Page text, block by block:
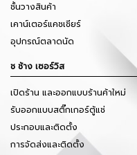
ชั้นวางสินค้า
เคาน์เตอร์แคชเชียร์
อุปกรณ์ตลาดนัด
ช ช้าง เซอร์วิส
เปิดร้าน และออกแบบร้านค้าใหม่
รับออกแบบสติ๊กเกอร์ตู้แช่
ประกอบและติดตั้ง
การจัดส่งและติดตั้ง